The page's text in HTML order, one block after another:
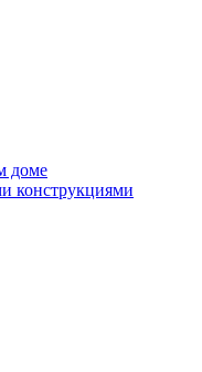
доме
конструкциями